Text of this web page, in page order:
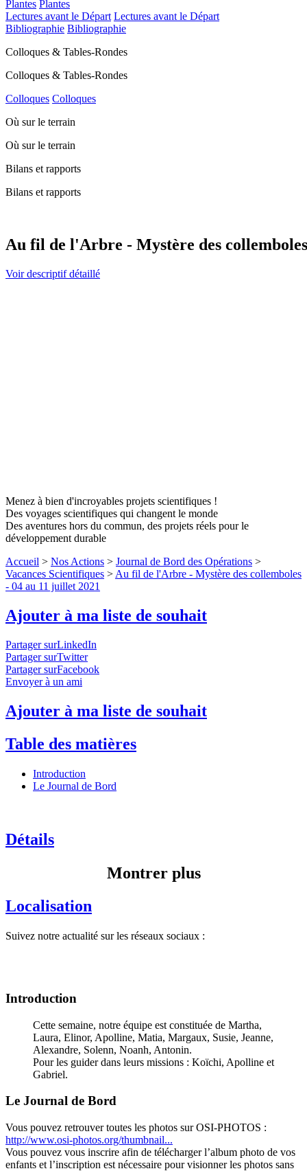
Plantes Plantes
Lectures avant le Départ Lectures avant le Départ
Bibliographie Bibliographie
Colloques & Tables-Rondes
Colloques & Tables-Rondes
Colloques Colloques
Où sur le terrain
Où sur le terrain
Bilans et rapports
Bilans et rapports
Au fil de l'Arbre - Mystère des
Voir descriptif détaillé
Menez à bien d'incroyables projets scientifiques !
Des voyages scientifiques qui changent le monde
Des aventures hors du commun, des projets réels pour le
développement durable
Accueil > Nos Actions > Journal de Bord des Opérations >
Vacances Scientifiques > Au fil de l'Arbre - Mystère des collemboles
- 04 au 11 juillet 2021
Ajouter à ma liste de souhait
Partager surLinkedIn
Partager surTwitter
Partager surFacebook
Envoyer à un ami
Ajouter à ma liste de souhait
Table des matières
Introduction
Le Journal de Bord
Détails
Montrer plus
Localisation
Suivez notre actualité sur les réseaux sociaux :
Introduction
Cette semaine, notre équipe est constituée de Martha,
Laura, Elinor, Apolline, Matia, Margaux, Susie, Jeanne,
Alexandre, Solenn, Noanh, Antonin.
Pour les guider dans leurs missions : Koïchi, Apolline et
Gabriel.
Le Journal de Bord
Vous pouvez retrouver toutes les photos sur OSI-PHOTOS :
http://www.osi-photos.org/thumbnail...
Vous pouvez vous inscrire afin de télécharger l’album photo de vos
enfants et l’inscription est nécessaire pour visionner les photos sans